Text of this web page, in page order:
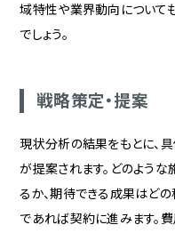
域特性や業界動向について
でしょう。
戦略策定・提案
現状分析の結果をもとに、
が提案されます。どのよう
るか、期待できる成果はど
であれば契約に進みます。